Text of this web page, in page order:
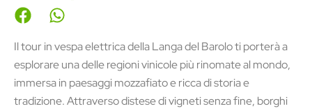
Il tour in vespa elettrica della Langa del Barolo ti porterà a
esplorare una delle regioni vinicole più rinomate al mondo,
immersa in paesaggi mozzafiato e ricca di storia e
tradizione. Attraverso distese di vigneti senza fine, borghi